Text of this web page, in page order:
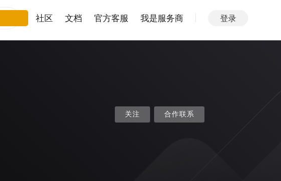
社区 文档 官方客服 我是服务商 登录
关注 合作联系